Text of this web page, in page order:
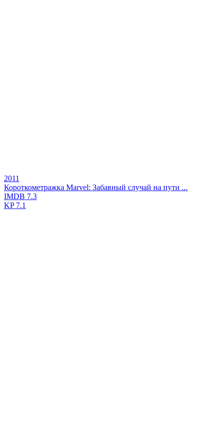
2011
Короткометражка Marvel: Забавный случай на пути ...
IMDB 7.3
KP7.1